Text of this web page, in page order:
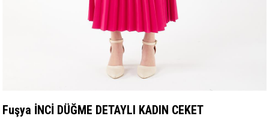
Fuşya İNCİ DÜĞME DETAYLI KADIN CEKET